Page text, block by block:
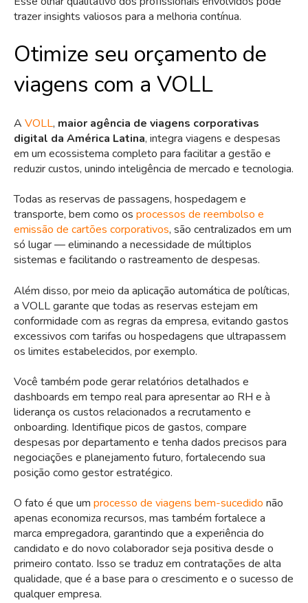
trazer insights valiosos para a melhoria contínua.
Otimize seu orçamento de
viagens com a VOLL
A VOLL, maior agência de viagens corporativas
digital da América Latina, integra viagens e despesas
em um ecossistema completo para facilitar a gestão e
reduzir custos, unindo inteligência de mercado e tecnologia.
Todas as reservas de passagens, hospedagem e
transporte, bem como os processos de reembolso e
emissão de cartões corporativos, são centralizados em um
só lugar — eliminando a necessidade de múltiplos
sistemas e facilitando o rastreamento de despesas.
Além disso, por meio da aplicação automática de políticas,
a VOLL garante que todas as reservas estejam em
conformidade com as regras da empresa, evitando gastos
excessivos com tarifas ou hospedagens que ultrapassem
os limites estabelecidos, por exemplo.
Você também pode gerar relatórios detalhados e
dashboards em tempo real para apresentar ao RH e à
liderança os custos relacionados a recrutamento e
onboarding. Identifique picos de gastos, compare
despesas por departamento e tenha dados precisos para
negociações e planejamento futuro, fortalecendo sua
posição como gestor estratégico.
O fato é que um processo de viagens bem-sucedido não
apenas economiza recursos, mas também fortalece a
marca empregadora, garantindo que a experiência do
candidato e do novo colaborador seja positiva desde o
primeiro contato. Isso se traduz em contratações de alta
qualidade, que é a base para o crescimento e o sucesso de
qualquer empresa.